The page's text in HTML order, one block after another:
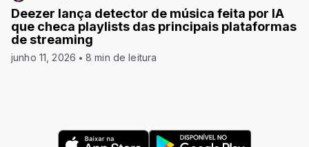
Deezer lança detector de música feita por IA
que checa playlists das principais plataformas
de streaming
junho 11, 2026 8 min de leitura